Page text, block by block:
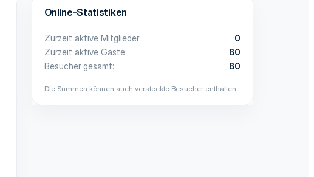
Online-Statistiken
Zurzeit aktive Mitglieder
0
Zurzeit aktive Gäste
80
Besucher gesamt
80
Die Summen können auch versteckte Besucher enthalten.